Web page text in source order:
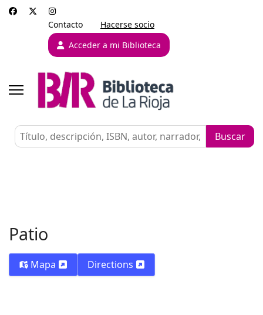
Contacto
Hacerse socio
Acceder a mi Biblioteca
Patio
Mapa Directions